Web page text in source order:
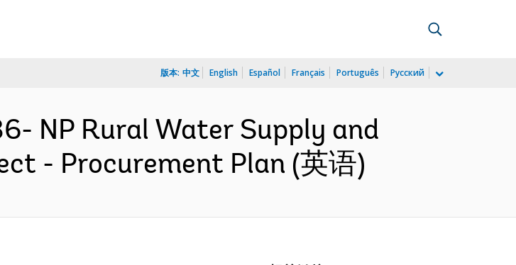
版本: 中文 English Español Français Português Русский
NP Rural Water Supply and
- Procurement Plan (英语)